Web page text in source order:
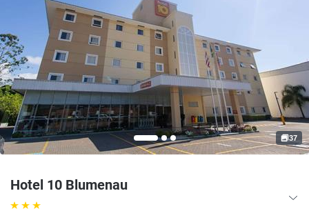
Hotel 10 Blumenau
37